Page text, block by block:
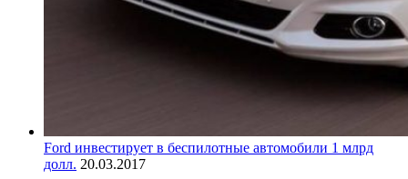
Ford инвестирует в беспилотные автомобили 1 млрд
долл. 20.03.2017